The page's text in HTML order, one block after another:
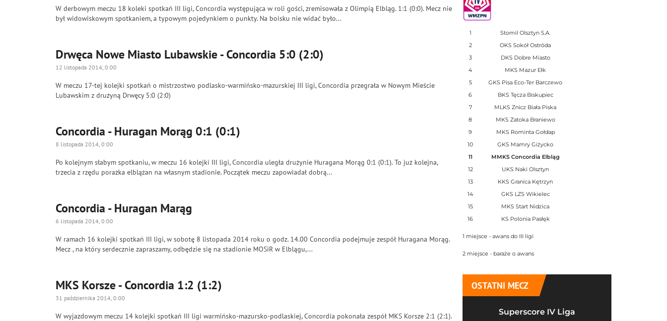
W derbowym meczu 18 koleki spotkań III ligi, Concordia występująca w roli gości, zremisowała z Olimpią Elbląg. 1:1 (0:0). Mecz nie
był widowiskowym spotkaniem, a typowym pojedynkiem o punkty. Na boisku nie widać było...
Drwęca Nowe Miasto Lubawskie - Concordia 5:0 (2:0)
12 listopada 2014, 0:00
W meczu 17-tej kolejki spotkań o mistrzostwo podlasko-warmińsko-mazurskiej III ligi, Concordia przegrała w Nowym Mieście
Lubawskim z drużyną Drwęcy 5:0 (2:0)
Concordia - Huragan Morąg 0:1 (0:1)
8 listopada 2014, 0:00
Po kolejnym słabym spotkaniu, w meczu 16 kolejki III ligi, Concordia uległa drużynie Huragana Morąg 0:1 (0:1). To już kolejna,
trzecia z rzędu porażka elblążan na własnym stadionie. Początek meczu zapowiadał dobrą...
Concordia - Huragan Marąg
6 listopada 2014, 0:00
W ramach 16 kolejki spotkań III ligi, w sobotę 8 listopada 2014 roku o godz. 14.00 Concordia podejmuje zespół Huragana Morąg.
Mecz , na który serdecznie zapraszamy, odbędzie się na stadionie MOSiR w Elblągu,...
MKS Korsze - Concordia 1:2 (1:2)
31 października 2014, 0:00
W wyjazdowym meczu 14 kolejki spotkań III ligi warmińsko-mazursko-podlaskiej, Concordia pokonała zespół MKS Korsze 2:1 (2:1).
1
Stomil Olsztyn S.A.
2
OKS Sokół Ostróda
3
DKS Dobre Miasto
4
MKS Mazur Ełk
5
GKS Pisa Eco-Ter Barczewo
6
BKS Tęcza Biskupiec
7
MLKS Znicz Biała Piska
8
MKS Zatoka Braniewo
9
MKS Rominta Gołdap
10
GKS Mamry Giżycko
11
MMKS Concordia Elbląg
12
UKS Naki Olsztyn
13
KKS Granica Kętrzyn
14
GKS LZS Wikielec
15
MKS Start Nidzica
16
KS Polonia Pasłęk
1 miejsce - awans do III ligi
2 miejsce - baraże o awans
OSTATNI MECZ
Superscore IV Liga